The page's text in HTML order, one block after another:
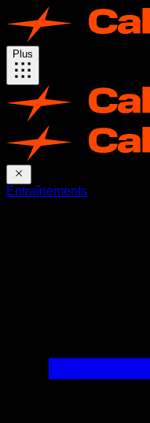
Plus
Entraînements